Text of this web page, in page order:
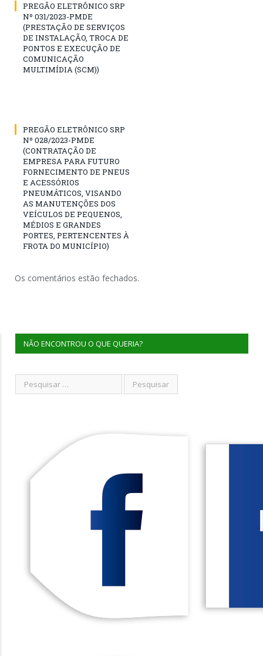
PREGÃO ELETRÔNICO SRP
Nº 031/2023-PMDE
(PRESTAÇÃO DE SERVIÇOS
DE INSTALAÇÃO, TROCA DE
PONTOS E EXECUÇÃO DE
COMUNICAÇÃO
MULTIMÍDIA (SCM))
PREGÃO ELETRÔNICO SRP
Nº 028/2023-PMDE
(CONTRATAÇÃO DE
EMPRESA PARA FUTURO
FORNECIMENTO DE PNEUS
E ACESSÓRIOS
PNEUMÁTICOS, VISANDO
AS MANUTENÇÕES DOS
VEÍCULOS DE PEQUENOS,
MÉDIOS E GRANDES
PORTES, PERTENCENTES À
FROTA DO MUNICÍPIO)
Os comentários estão fechados.
NÃO ENCONTROU O QUE QUERIA?